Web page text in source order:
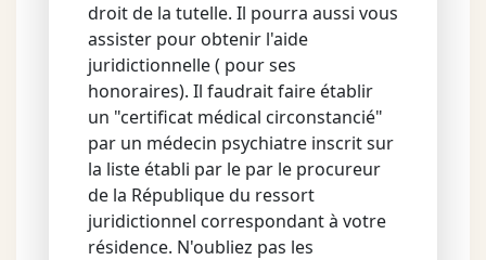
droit de la tutelle. Il pourra aussi vous
assister pour obtenir l'aide
juridictionnelle ( pour ses
honoraires). Il faudrait faire établir
un "certificat médical circonstancié"
par un médecin psychiatre inscrit sur
la liste établi par le par le procureur
de la République du ressort
juridictionnel correspondant à votre
résidence. N'oubliez pas les